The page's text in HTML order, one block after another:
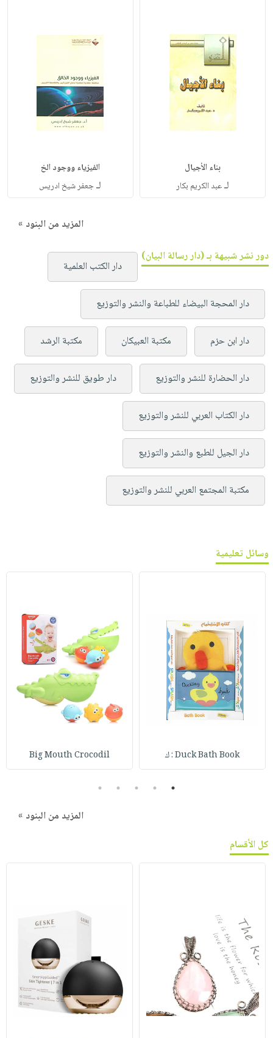
بناء الأجيال
لـعبد الكريم بكار
الفيزياء ووجود الخ
لـجعفر شيخ ادريس
المزيد من البنود »
دور نشر شبيهة بـ (دار رسالة البيان)
دار الكتب العلمية
دار المحجة البيضاء للطباعة والنشر والتوزيع
دار ابن حزم مكتبة العبيكان مكتبة الرشد
دار الحضارة للنشر والتوزيع دار طويق للنشر والتوزيع
دار الكتاب العربي للنشر والتوزيع
دار الجيل للطبع والنشر والتوزيع
مكتبة المجتمع العربي للنشر والتوزيع
وسائل تعليمية
Duck Bath Book : ك Big Mouth Crocodil
1
2
3
4
5
المزيد من البنود »
كل الأقسام